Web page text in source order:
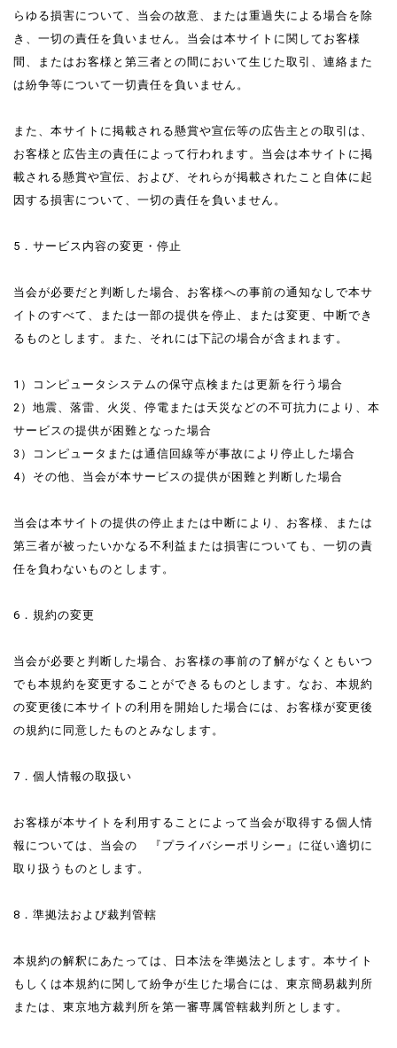
らゆる損害について、当会の故意、または重過失による場合を除
き、一切の責任を負いません。当会は本サイトに関してお客様
間、またはお客様と第三者との間において生じた取引、連絡また
は紛争等について一切責任を負いません。
また、本サイトに掲載される懸賞や宣伝等の広告主との取引は、
お客様と広告主の責任によって行われます。当会は本サイトに掲
載される懸賞や宣伝、および、それらが掲載されたこと自体に起
因する損害について、一切の責任を負いません。
5．サービス内容の変更・停止
当会が必要だと判断した場合、お客様への事前の通知なしで本サ
イトのすべて、または一部の提供を停止、または変更、中断でき
るものとします。また、それには下記の場合が含まれます。
1）コンピュータシステムの保守点検または更新を行う場合
2）地震、落雷、火災、停電または天災などの不可抗力により、本
サービスの提供が困難となった場合
3）コンピュータまたは通信回線等が事故により停止した場合
4）その他、当会が本サービスの提供が困難と判断した場合
当会は本サイトの提供の停止または中断により、お客様、または
第三者が被ったいかなる不利益または損害についても、一切の責
任を負わないものとします。
6．規約の変更
当会が必要と判断した場合、お客様の事前の了解がなくともいつ
でも本規約を変更することができるものとします。なお、本規約
の変更後に本サイトの利用を開始した場合には、お客様が変更後
の規約に同意したものとみなします。
7．個人情報の取扱い
お客様が本サイトを利用することによって当会が取得する個人情
報については、当会の 『プライバシーポリシー』に従い適切に
取り扱うものとします。
8．準拠法および裁判管轄
本規約の解釈にあたっては、日本法を準拠法とします。本サイト
もしくは本規約に関して紛争が生じた場合には、東京簡易裁判所
または、東京地方裁判所を第一審専属管轄裁判所とします。